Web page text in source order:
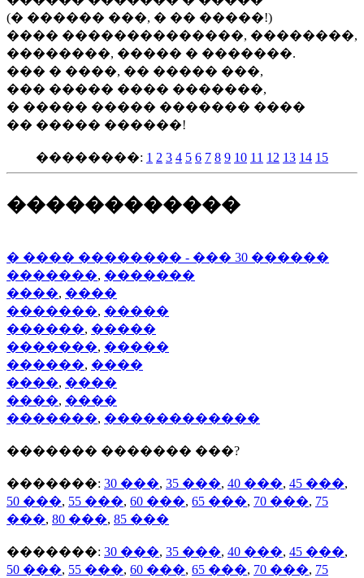
(� ������ ���, � �� �����!)
���� ��������������, ��������,
��������, ����� � �������.
��� � ����, �� ����� ���,
��� ����� ���� �������,
� ����� ����� ������� ����
�� ����� ������!
��������: 1 2 3 4 5 6 7 8 9 10 11 12 13 14 15
������������
� ���� �������� - ��� 30 ������
�������, �������
����, ����
�������, �����
������, �����
�������, �����
������, ����
����, ����
����, ����
�������, ������������
������� ������� ���?
�������: 30 ���, 35 ���, 40 ���, 45 ���,
50 ���, 55 ���, 60 ���, 65 ���, 70 ���, 75
���, 80 ���, 85 ���
�������: 30 ���, 35 ���, 40 ���, 45 ���,
50 ���, 55 ���, 60 ���, 65 ���, 70 ���, 75